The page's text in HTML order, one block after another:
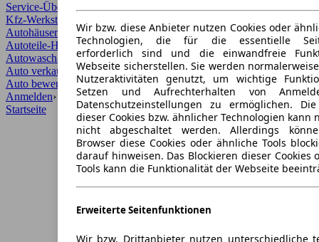
Service-Übersicht
Kfz-Werkstätten
Autohäuser und Händler
Autoteile-Händler
Autowaschanlagen
Auto verkaufen ›
Auto bewerten
Anmelden›
Wir bzw. diese Anbieter nutzen Cookies oder
Technologien, die für die essentielle
erforderlich sind und die einwandfreie
Webseite sicherstellen. Sie werden
Nutzeraktivitäten genutzt, um wichtige
Setzen und Aufrechterhalten von
Datenschutzeinstellungen zu ermöglichen.
dieser Cookies bzw. ähnlicher Technologien kann
nicht abgeschaltet werden. Allerdings
Browser diese Cookies oder ähnliche Tools
darauf hinweisen. Das Blockieren dieser Cookies
Tools kann die Funktionalität der Webseite
Erweiterte Seitenfunktionen
Wir bzw. Drittanbieter nutzen unterschiedliche
Startseite